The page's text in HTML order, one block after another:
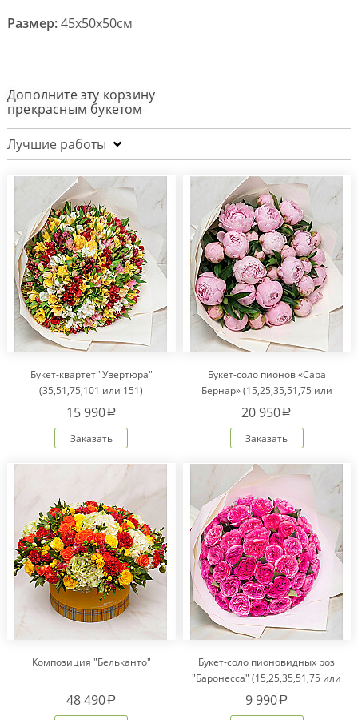
Размер:45x50x50см
Дополните эту корзину
прекрасным букетом
Лучшие работы
Букет-квартет "Увертюра"
(35,51,75,101 или 151)
15 990a
Заказать
Букет-соло пионов «Сара
Бернар» (15,25,35,51,75 или
101)
20 950a
Заказать
Композиция "Бельканто"
48 490a
Букет-соло пионовидных роз
"Баронесса" (15,25,35,51,75 или
101)
9 990a